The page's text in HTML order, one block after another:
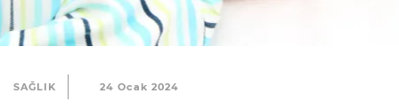
SAĞLIK 24 Ocak 2024